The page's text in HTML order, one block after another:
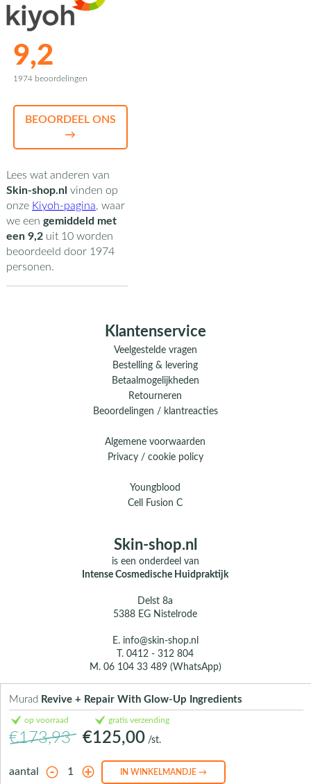
Murad Revive + Repair With Glow-Up Ingredients
op voorraad gratis verzending
€173,93 €125,00 /st.
aantal
9,2
1974 beoordelingen
BEOORDEEL ONS
→
Lees wat anderen van
Skin-shop.nl vinden op
onze Kiyoh-pagina, waar
we een gemiddeld met
een 9,2uit 10worden
beoordeeld door 1974
personen.
Klantenservice
Veelgestelde vragen
Bestelling & levering
Betaalmogelijkheden
Retourneren
Beoordelingen / klantreacties
Algemene voorwaarden
Privacy / cookie policy
Youngblood
Cell Fusion C
Skin-shop.nl
is een onderdeel van
Intense Cosmedische Huidpraktijk
Delst 8a
5388 EG Nistelrode
E. info@skin-shop.nl
T.0412 - 312 804
M. 06 104 33 489 (WhatsApp)
Over ons